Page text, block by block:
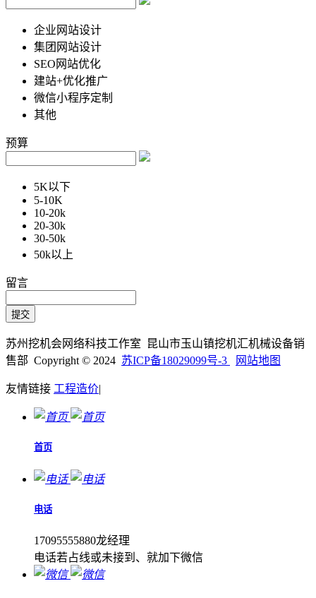
企业网站设计
集团网站设计
SEO网站优化
建站+优化推广
微信小程序定制
其他
预算
5K以下
5-10K
10-20k
20-30k
30-50k
50k以上
留言
苏州挖机会网络科技工作室 昆山市玉山镇挖机汇机械设备销
售部 Copyright © 2024 苏ICP备18029099号-3 网站地图
友情链接 工程造价|
首页
电话
17095555880龙经理
电话若占线或未接到、就加下微信